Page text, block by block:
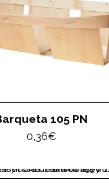
105 PN
0,36€